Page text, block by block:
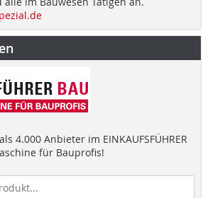
4.000 Anbieter im EINKAUFSFÜHRER
für Bauprofis!